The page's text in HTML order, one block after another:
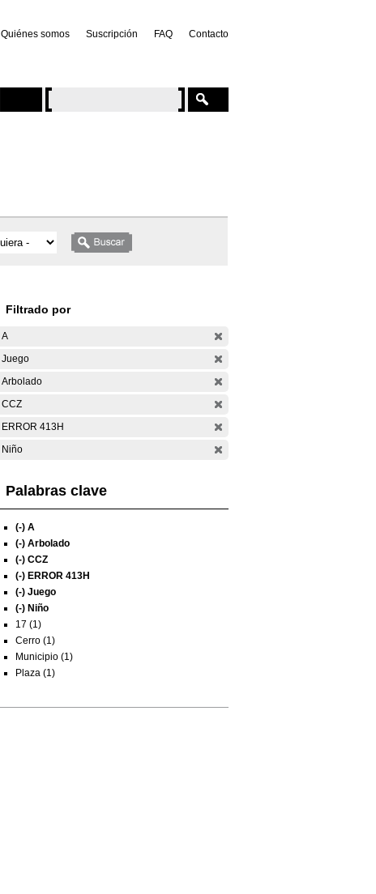
Quiénes somos Suscripción FAQ Contacto
Filtrado por
A
Juego
Arbolado
CCZ
ERROR 413H
Niño
Palabras clave
(-) A
(-) Arbolado
(-) CCZ
(-) ERROR 413H
(-) Juego
(-) Niño
17 (1)
Cerro (1)
Municipio (1)
Plaza (1)